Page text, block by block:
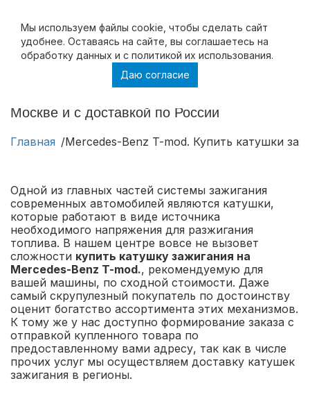
Мы используем файлы cookie, чтобы cделать сайт
удобнее. Оставаясь на сайте, вы соглашаетесь на
обработку данных и с политикой их использования.
Даю согласие
Mercedes-Benz T-mod. Купить катушки
Москве и с доставкой по России
Главная Mercedes-Benz T-mod. Купить катушки
Одной из главных частей системы зажигания
современных автомобилей являются катушки,
которые работают в виде источника
необходимого напряжения для разжигания
топлива. В нашем центре вовсе не вызовет
сложности купить катушку зажигания на
Mercedes-Benz T-mod., рекомендуемую для
вашей машины, по сходной стоимости. Даже
самый скрупулезный покупатель по достоинству
оценит богатство ассортимента этих механизмов.
К тому же у нас доступно формирование заказа с
отправкой купленного товара по
предоставленному вами адресу, так как в числе
прочих услуг мы осуществляем доставку катушек
зажигания в регионы.